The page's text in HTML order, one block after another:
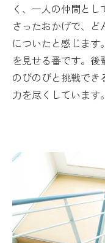
く、一人の仲間と
さったおかげで、
についたと感じま
を見せる番です。後
のびのびと挑戦でき
力を尽くしています。